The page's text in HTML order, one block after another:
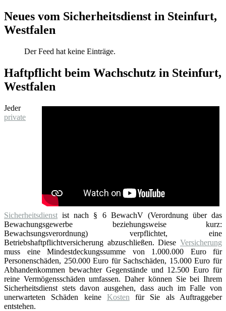
Neues vom Sicherheitsdienst in Steinfurt,
Westfalen
Der Feed hat keine Einträge.
Haftpflicht beim Wachschutz in Steinfurt,
Westfalen
Jeder
private
Sicherheitsdienst ist nach § 6 BewachV (Verordnung über das
Bewachungsgewerbe beziehungsweise kurz:
Bewachsungsverordnung) verpflichtet, eine
Betriebshaftpflichtversicherung abzuschließen. Diese Versicherung
muss eine Mindestdeckungssumme von 1.000.000 Euro für
Personenschäden, 250.000 Euro für Sachschäden, 15.000 Euro für
Abhandenkommen bewachter Gegenstände und 12.500 Euro für
reine Vermögensschäden umfassen. Daher können Sie bei Ihrem
Sicherheitsdienst stets davon ausgehen, dass auch im Falle von
unerwarteten Schäden keine Kosten für Sie als Auftraggeber
entstehen.